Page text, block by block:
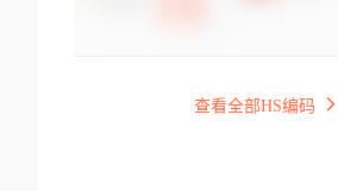
查看全部HS编码